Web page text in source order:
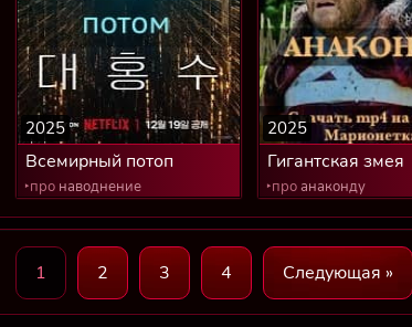
Всемирный потоп
2025
‣про наводнение
Гигантская змея
2025
‣про анаконду
1 2 3 4 Следующая »